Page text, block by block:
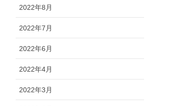
2022年8月
2022年7月
2022年6月
2022年4月
2022年3月